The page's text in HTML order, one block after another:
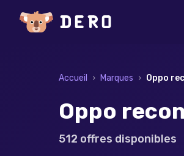
Accueil › Marques › Oppo
Oppo
512 offres disponibles